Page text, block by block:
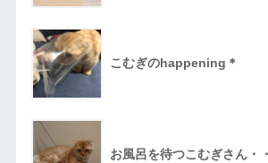
こむぎのhappening＊
お風呂を待つこむぎさん・